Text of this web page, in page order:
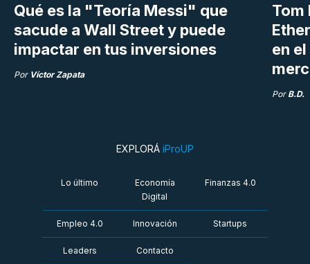
Qué es la "Teoría Messi" que
sacude a Wall Street y puede
impactar en tus inversiones
Por Víctor Zapata
Tom
en
Por B.D.
EXPLORÁ iProUP
Lo último
Economía
Digital
Finanzas 4.0
Empleo 4.0 Innovación Startups
Leaders Contacto